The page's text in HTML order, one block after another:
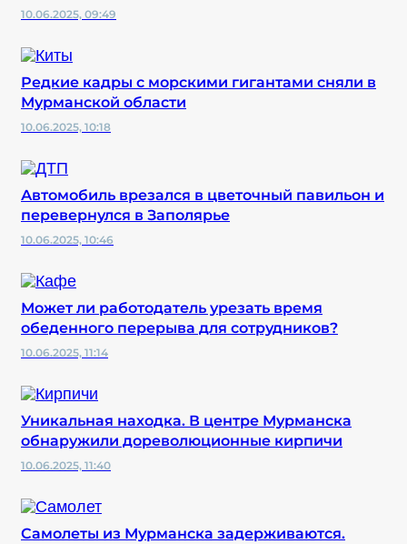
10.06.2025, 09:49
Редкие кадры с морскими гигантами сняли в
Мурманской области
10.06.2025, 10:18
Автомобиль врезался в цветочный павильон и
перевернулся в Заполярье
10.06.2025, 10:46
Может ли работодатель урезать время
обеденного перерыва для сотрудников?
10.06.2025, 11:14
Уникальная находка. В центре Мурманска
обнаружили дореволюционные кирпичи
10.06.2025, 11:40
Самолеты из Мурманска задерживаются.